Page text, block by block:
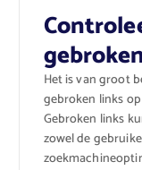
Het is van groot
gebroken links
Gebroken links
zowel de